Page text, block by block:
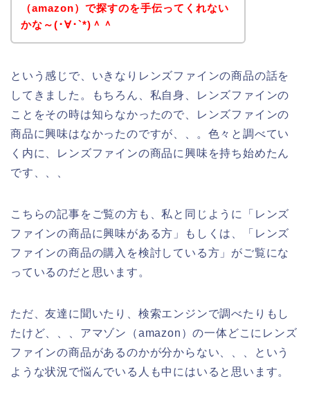
（amazon）で探すのを手伝ってくれない
かな～(･∀･`*)＾＾
という感じで、いきなりレンズファインの商品の話を
してきました。もちろん、私自身、レンズファインの
ことをその時は知らなかったので、レンズファインの
商品に興味はなかったのですが、、。色々と調べてい
く内に、レンズファインの商品に興味を持ち始めたん
です、、、
こちらの記事をご覧の方も、私と同じように「レンズ
ファインの商品に興味がある方」もしくは、「レンズ
ファインの商品の購入を検討している方」がご覧にな
っているのだと思います。
ただ、友達に聞いたり、検索エンジンで調べたりもし
たけど、、、アマゾン（amazon）の一体どこにレンズ
ファインの商品があるのかが分からない、、、という
ような状況で悩んでいる人も中にはいると思います。